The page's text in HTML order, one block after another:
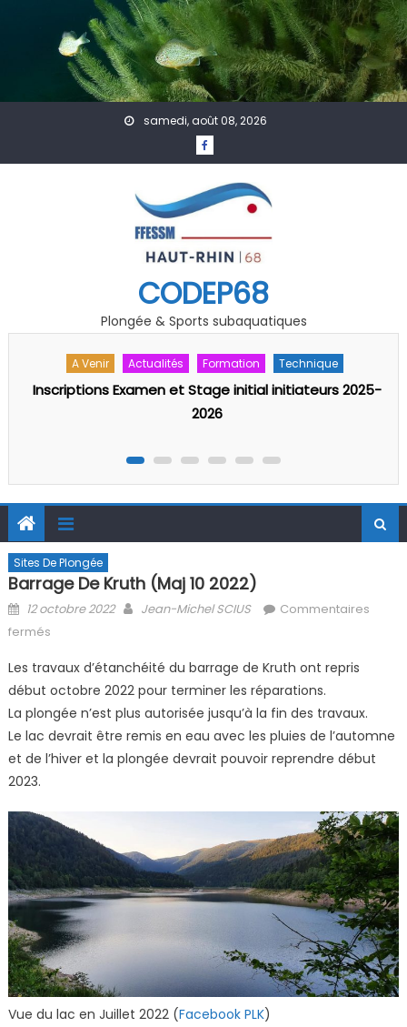
Skip to content
samedi, août 08, 2026
CODEP68
Plongée & Sports subaquatiques
A Venir Accueil Actualités
Rencontre Régionale « Jeunes » Grand EST FFESSM
Sites De Plongée
Barrage De Kruth (Maj 10 2022)
Posted on
12 octobre 2022 Author
Jean-Michel SCIUS
Commentaires
fermés
Les travaux d’étanchéité du barrage de Kruth ont repris
début octobre 2022 pour terminer les réparations.
La plongée n’est plus autorisée jusqu’à la fin des travaux.
Le lac devrait être remis en eau avec les pluies de l’automne
et de l’hiver et la plongée devrait pouvoir reprendre début
2023.
Vue du lac en Juillet 2022 (Facebook PLK)